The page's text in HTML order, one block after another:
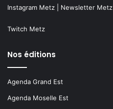
Instagram Metz Newsletter Metz
Twitch Metz
Nos éditions
Agenda Grand Est
Agenda Moselle Est